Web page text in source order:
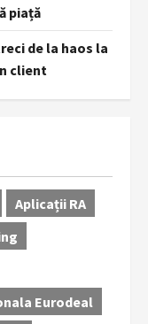
piață
de la haos la
client
Aplicații RA
Eurodeal